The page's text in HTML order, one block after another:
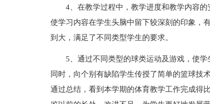
4、在教学过程中，教学进度和教学内容
使学习内容在学生头脑中留下较深刻的印象，
到大，满足了不同类型学生的要求。
5、通过不同类型的球类运动及游戏，使
同时，向个别有缺陷学生传授了简单的篮球技
通过总结，看到本学期的体育教学工作完成得